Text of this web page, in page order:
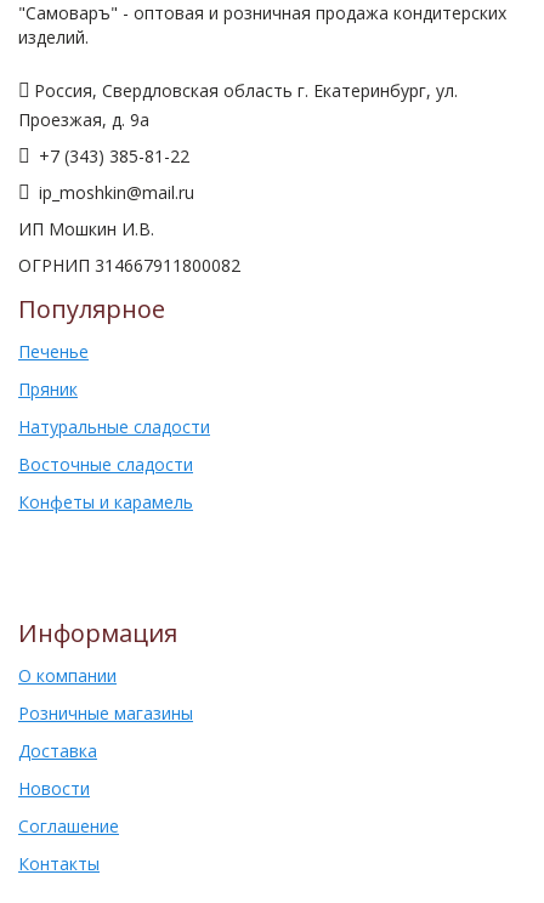
"Самоваръ" - оптовая и розничная продажа кондитерских
изделий.
Россия, Свердловская область г. Екатеринбург, ул.
Проезжая, д. 9а
+7 (343) 385-81-22
ip_moshkin@mail.ru
ИП Мошкин И.В.
ОГРНИП 314667911800082
Популярное
Печенье
Пряник
Натуральные сладости
Восточные сладости
Конфеты и карамель
Информация
О компании
Розничные магазины
Доставка
Новости
Соглашение
Контакты